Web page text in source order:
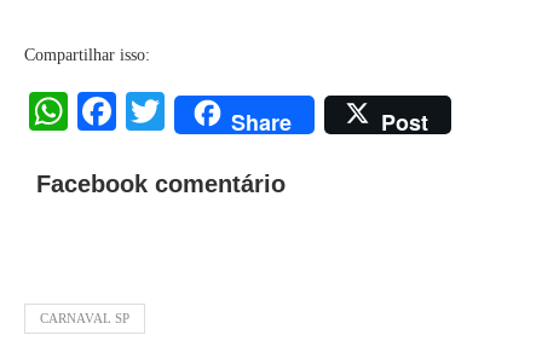
Compartilhar isso:
WhatsApp
Facebook
Twitter
Share Post
Facebook comentário
CARNAVAL SP